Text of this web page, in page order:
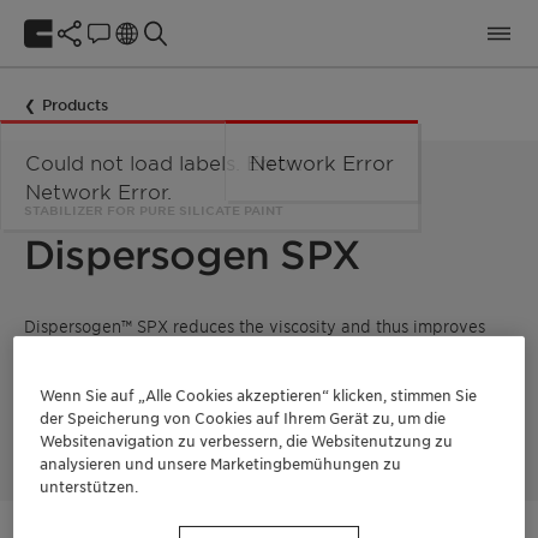
Products
STABILIZER FOR PURE SILICATE PAINT
Dispersogen SPX
Dispersogen™ SPX reduces the viscosity and thus improves
pure silicate systems can be stored and used with ease.
Dispersogen™ SPX is a label-free product with low VOC/SVOC
and hence suitable for ecolabels.
Wenn Sie auf „Alle Cookies akzeptieren“ klicken, stimmen Sie
der Speicherung von Cookies auf Ihrem Gerät zu, um die
Websitenavigation zu verbessern, die Websitenutzung zu
analysieren und unsere Marketingbemühungen zu
unterstützen.
Could not load labels. Error:
Network Error.
Network Error